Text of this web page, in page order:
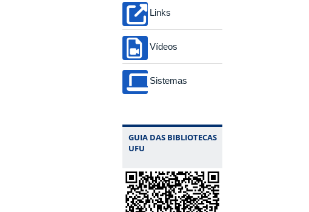
Links
Vídeos
Sistemas
GUIA DAS BIBLIOTECAS
UFU